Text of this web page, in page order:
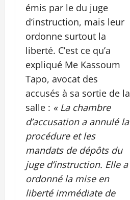
émis par le du juge
d’instruction, mais leur
ordonne surtout la
liberté. C’est ce qu’a
expliqué Me Kassoum
Tapo, avocat des
accusés à sa sortie de la
salle : « La chambre
d’accusation a annulé la
procédure et les
mandats de dépôts du
juge d’instruction. Elle a
ordonné la mise en
liberté immédiate de